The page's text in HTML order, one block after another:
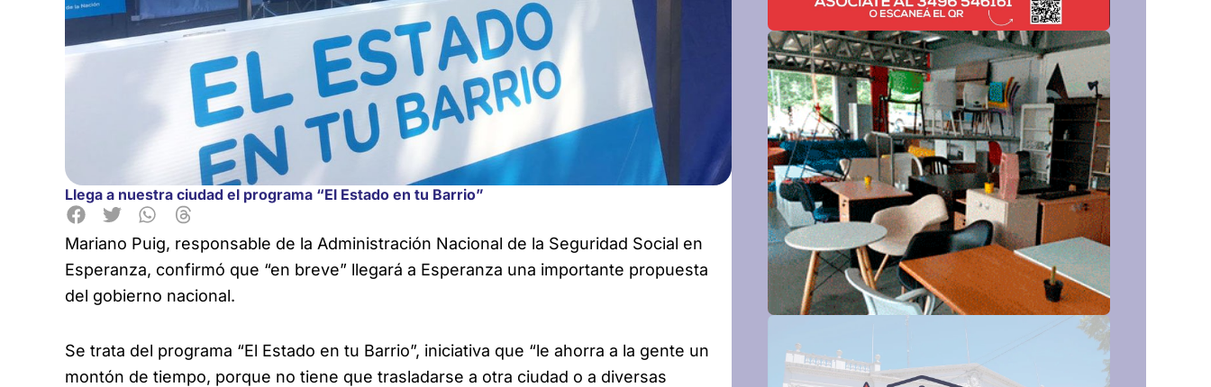
Llega a nuestra ciudad el programa “El Estado en tu Barrio”
Mariano Puig, responsable de la Administración Nacional de la Seguridad Social en
Esperanza, confirmó que “en breve” llegará a Esperanza una importante propuesta
del gobierno nacional.
Se trata del programa “El Estado en tu Barrio”, iniciativa que “le ahorra a la gente un
montón de tiempo, porque no tiene que trasladarse a otra ciudad o a diversas